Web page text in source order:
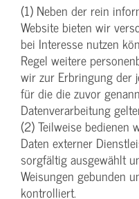
(1) Neben der rein
Website bieten wir
bei Interesse nutzen
Regel weitere
wir zur Erbringung der
für die die zuvor
Datenverarbeitung
(2) Teilweise bedienen
Daten externer
sorgfältig ausgewählt
Weisungen gebunden
kontrolliert.